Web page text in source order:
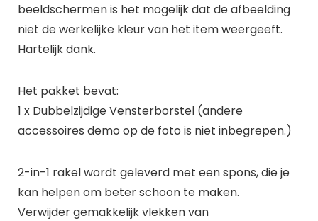
beeldschermen is het mogelijk dat de afbeelding
niet de werkelijke kleur van het item weergeeft.
Hartelijk dank.
Het pakket bevat:
1 x Dubbelzijdige Vensterborstel (andere
accessoires demo op de foto is niet inbegrepen.)
2-in-1 rakel wordt geleverd met een spons, die je
kan helpen om beter schoon te maken.
Verwijder gemakkelijk vlekken van